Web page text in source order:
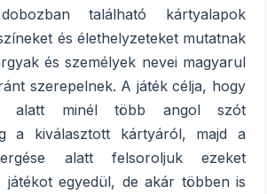
található kártyalapok
és élethelyzeteket mutatnak
és személyek nevei magyarul
szerepelnek. A játék célja, hogy
alatt minél több angol szót
a kiválasztott kártyáról, majd a
alatt felsoroljuk ezeket
játékot egyedül, de akár többen is